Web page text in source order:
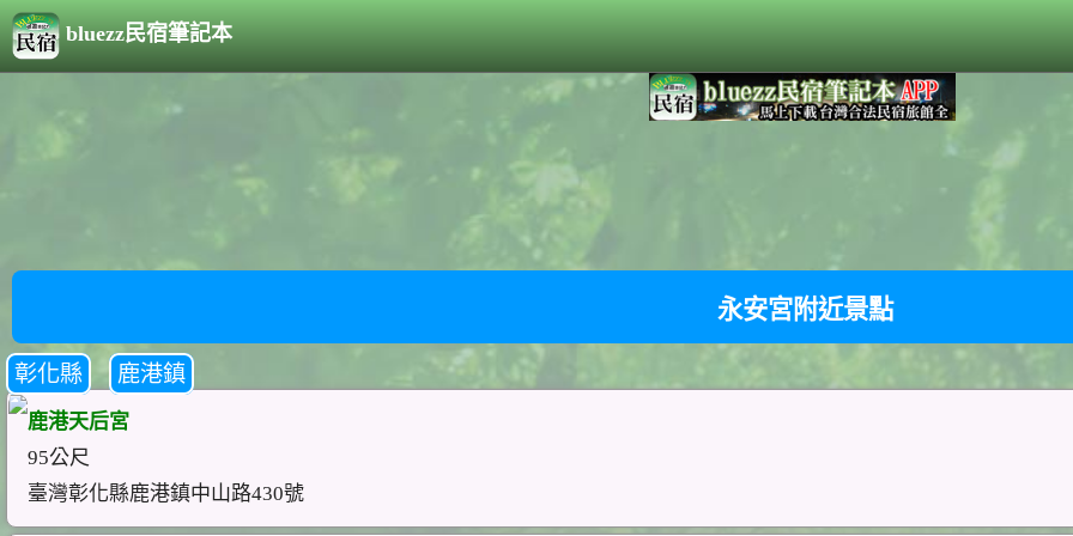
bluezz民宿筆記本
永安宮附近景點
彰化縣 鹿港鎮
鹿港天后宮
95公尺
臺灣彰化縣鹿港鎮中山路430號